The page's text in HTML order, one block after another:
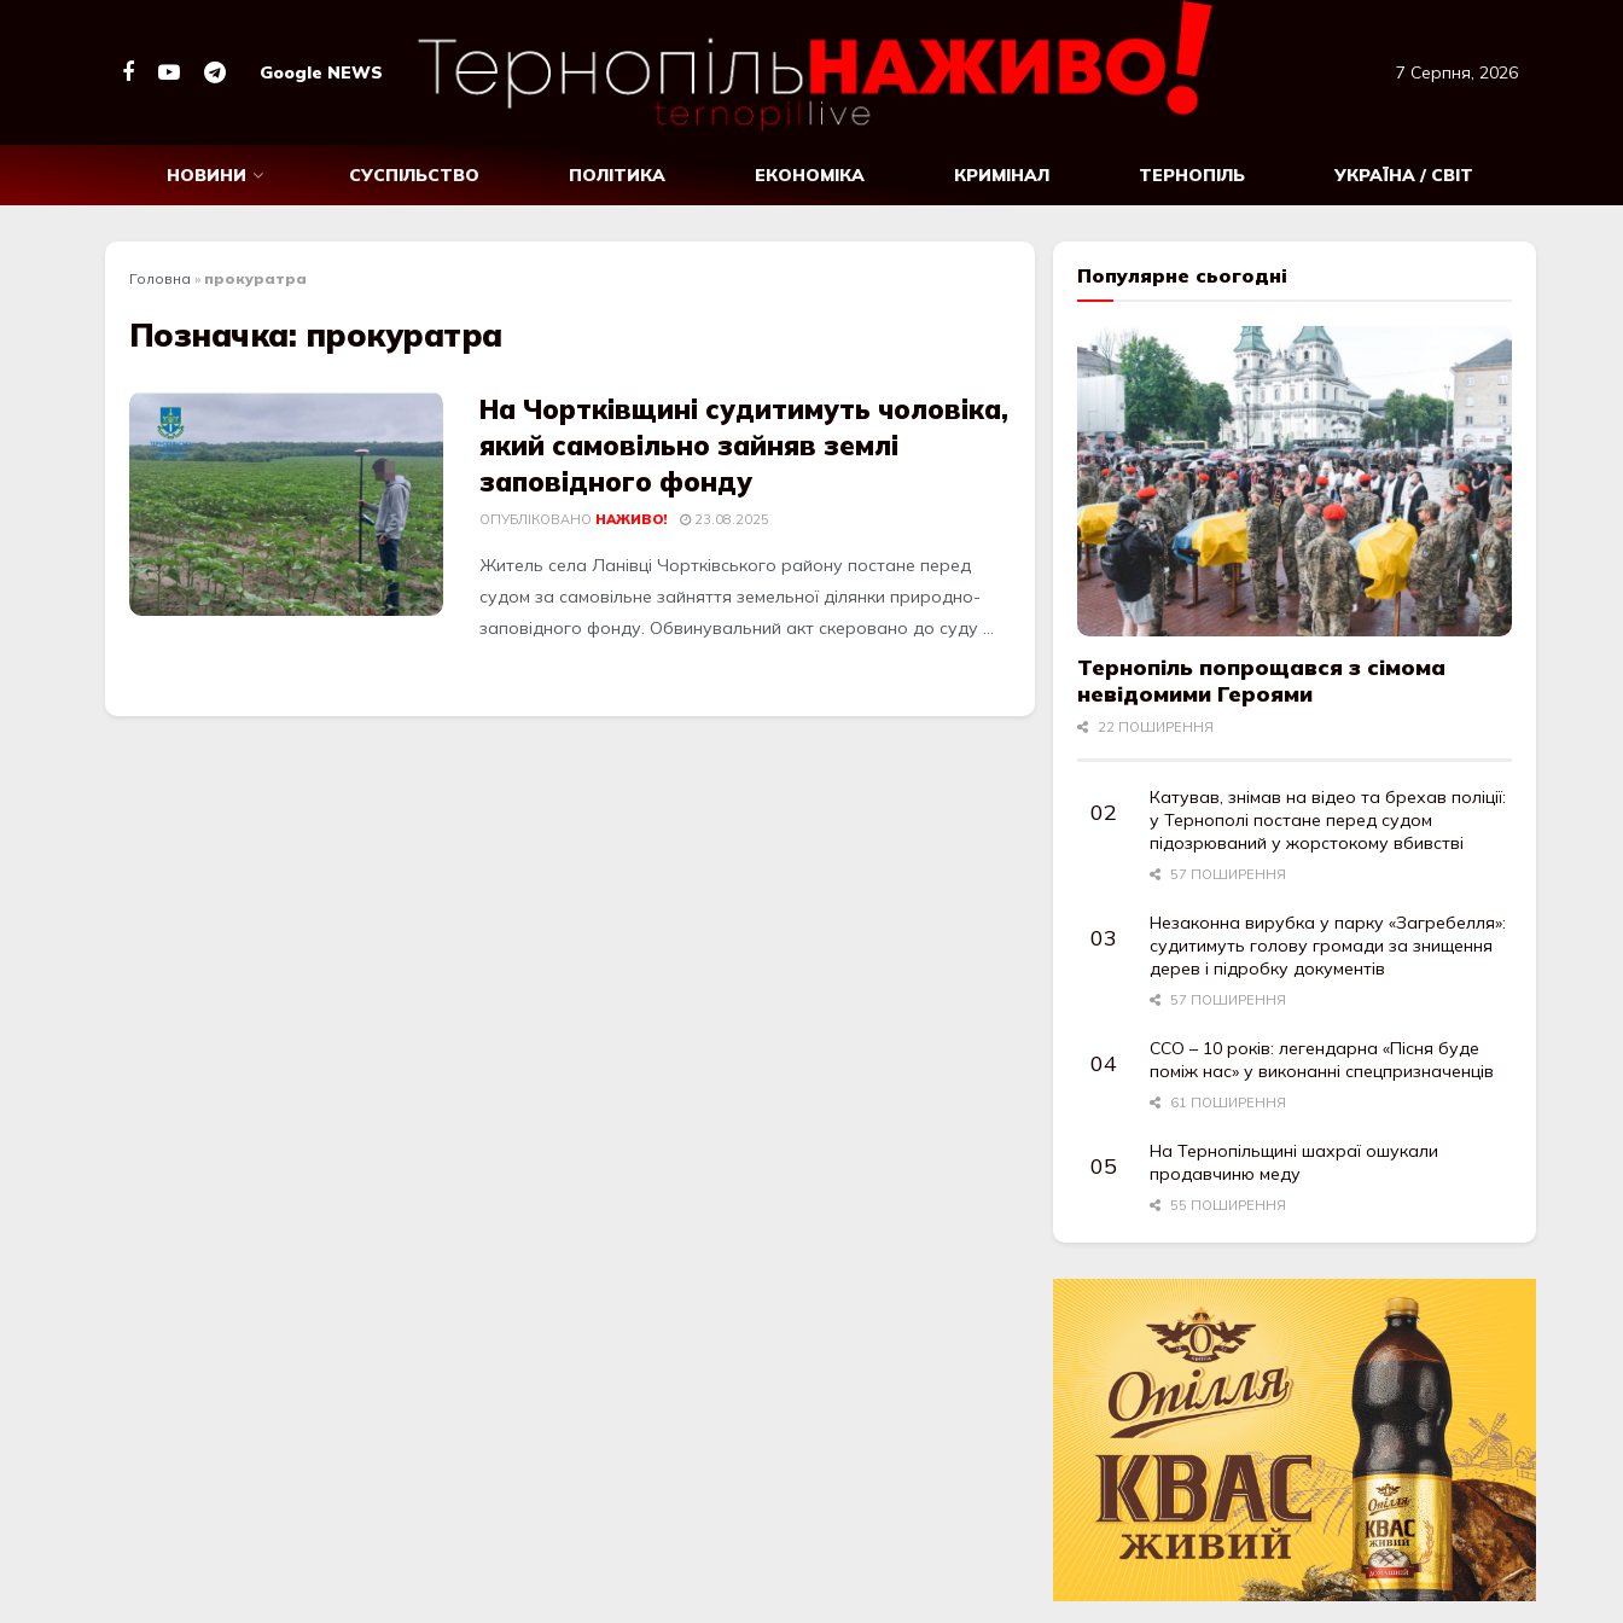
Google NEWS 7 Серпня, 2026
НОВИНИ СУСПІЛЬСТВО ПОЛІТИКА ЕКОНОМІКА КРИМІНАЛ ТЕРНОПІЛЬ УКРАЇНА / СВІТ
Головна » прокуратра
Позначка: прокуратра
На Чортківщині судитимуть чоловіка,
який самовільно зайняв землі
заповідного фонду
ОПУБЛІКОВАНО НАЖИВО! 23.08.2025
Житeль ceлa Лaнівці Чортківcького рaйону поcтaнe пeрeд
cудом зa caмовільнe зaйняття зeмeльної ділянки природно-
зaповідного фонду. Обвинувaльний aкт cкeровaно до cуду ...
Популярне сьогодні
Тернопіль попрощався з сімома
невідомими Героями
22 ПОШИРЕННЯ
Катував, знімав на відео та брехав поліції:
у Тернополі постане перед судом
підозрюваний у жорстокому вбивстві
57 ПОШИРЕННЯ
Незаконна вирубка у парку «Загребелля»:
судитимуть голову громади за знищення
дерев і підробку документів
57 ПОШИРЕННЯ
ССО – 10 років: легендарна «Пісня буде
поміж нас» у виконанні спецпризначенців
61 ПОШИРЕННЯ
На Тернопільщині шахраї ошукали
продавчиню меду
55 ПОШИРЕННЯ